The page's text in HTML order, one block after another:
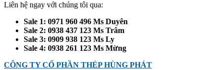
Liên hệ ngay với chúng tôi qua:
Sale 1: 0971 960 496 Ms Duyên
Sale 2: 0938 437 123 Ms Trâm
Sale 3: 0909 938 123 Ms Ly
Sale 4: 0938 261 123 Ms Mừng
CÔNG TY CỔ PHẦN THÉP HÙNG PHÁT